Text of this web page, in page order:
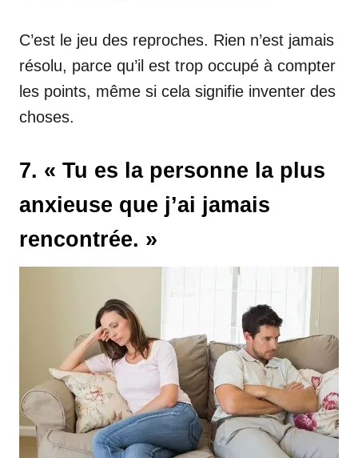
C’est le jeu des reproches. Rien n’est jamais
résolu, parce qu’il est trop occupé à compter
les points, même si cela signifie inventer des
choses.
7. « Tu es la personne la plus
anxieuse que j’ai jamais
rencontrée. »